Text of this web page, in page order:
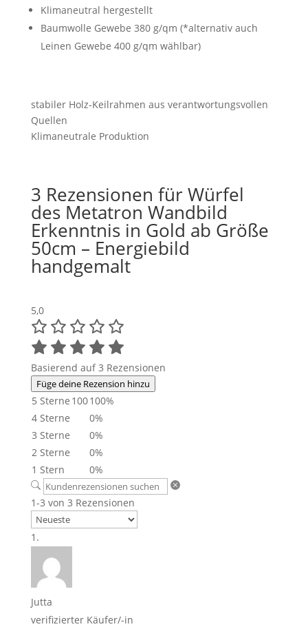
Klimaneutral hergestellt
Baumwolle Gewebe 380 g/qm (*alternativ auch
Leinen Gewebe 400 g/qm wählbar)
stabiler Holz-Keilrahmen aus verantwortungsvollen
Quellen
Klimaneutrale Produktion
3 Rezensionen fürWürfel
des Metatron Wandbild
Erkenntnis in Gold ab Größe
50cm – Energiebild
handgemalt
5,0
Basierend auf 3 Rezensionen
Füge deine Rezension hinzu
5 Sterne 100100%
4 Sterne
0%
3 Sterne
0%
2 Sterne
0%
1 Stern
0%
1-3 von 3 Rezensionen
Jutta
verifizierter Käufer/-in